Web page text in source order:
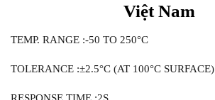
Việt Nam
TEMP. RANGE :-50 TO 250°C
TOLERANCE :±2.5°C (AT 100°C SURFACE)
RESPONSE TIME :2S